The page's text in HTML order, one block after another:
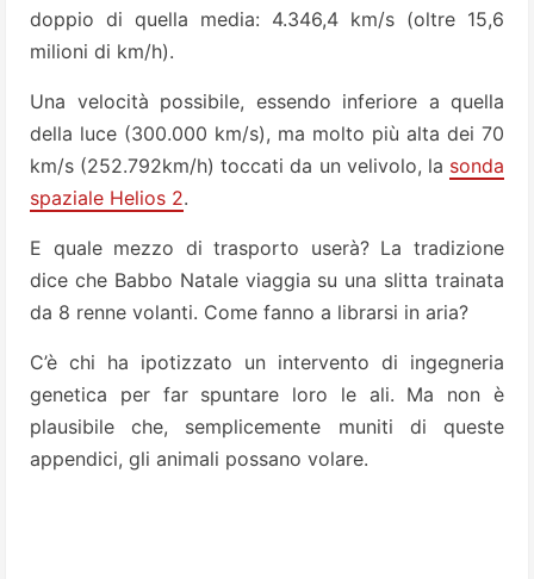
doppio di quella media: 4.346,4 km/s (oltre 15,6
milioni di km/h).
Una velocità possibile, essendo inferiore a quella
della luce (300.000 km/s), ma molto più alta dei 70
km/s (252.792km/h) toccati da un velivolo, la sonda
spaziale Helios 2.
E quale mezzo di trasporto userà? La tradizione
dice che Babbo Natale viaggia su una slitta trainata
da 8 renne volanti. Come fanno a librarsi in aria?
C’è chi ha ipotizzato un intervento di ingegne­ria
genetica per far spuntare loro le ali. Ma non è
plausibile che, semplicemente muniti di queste
appendici, gli animali possano volare.